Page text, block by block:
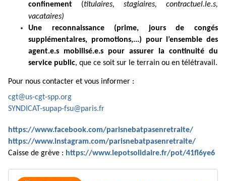
confinement (titulaires, stagiaires, contractuel.le.s,
vacataires)
Une reconnaissance (prime, jours de congés
supplémentaires, promotions,...) pour l’ensemble des
agent.e.s mobilisé.e.s pour assurer la continuité du
service public, que ce soit sur le terrain ou en télétravail.
Pour nous contacter et vous informer :
cgt@us-cgt-spp.org
SYNDICAT-supap-fsu@paris.fr
https://www.facebook.com/parisnebatpasenretraite/
https://www.instagram.com/parisnebatpasenretraite/
Caisse de grève : https://www.lepotsolidaire.fr/pot/41fl6ye6